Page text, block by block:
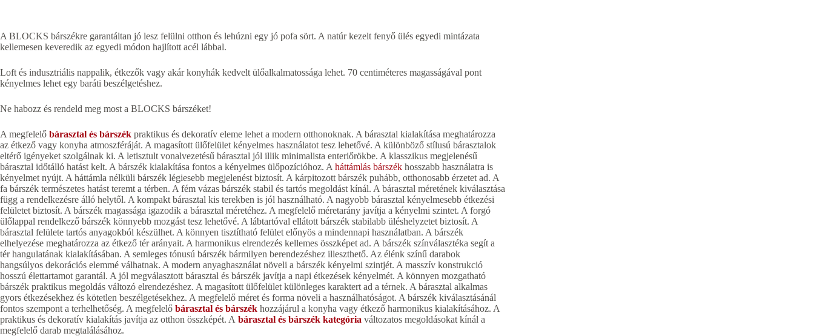
A BLOCKS bárszékre garantáltan jó lesz felülni otthon és lehúzni egy jó pofa sört. A natúr kezelt fenyő ülés egyedi mintázata
kellemesen keveredik az egyedi módon hajlított acél lábbal.
Loft és indusztriális nappalik, étkezők vagy akár konyhák kedvelt ülőalkalmatossága lehet. 70 centiméteres magasságával pont
kényelmes lehet egy baráti beszélgetéshez.
Ne habozz és rendeld meg most a BLOCKS bárszéket!
A megfelelő bárasztal és bárszék praktikus és dekoratív eleme lehet a modern otthonoknak. A bárasztal kialakítása meghatározza
az étkező vagy konyha atmoszféráját. A magasított ülőfelület kényelmes használatot tesz lehetővé. A különböző stílusú bárasztalok
eltérő igényeket szolgálnak ki. A letisztult vonalvezetésű bárasztal jól illik minimalista enteriőrökbe. A klasszikus megjelenésű
bárasztal időtálló hatást kelt. A bárszék kialakítása fontos a kényelmes ülőpozícióhoz. A háttámlás bárszék hosszabb használatra is
kényelmet nyújt. A háttámla nélküli bárszék légiesebb megjelenést biztosít. A kárpitozott bárszék puhább, otthonosabb érzetet ad. A
fa bárszék természetes hatást teremt a térben. A fém vázas bárszék stabil és tartós megoldást kínál. A bárasztal méretének kiválasztása
függ a rendelkezésre álló helytől. A kompakt bárasztal kis terekben is jól használható. A nagyobb bárasztal kényelmesebb étkezési
felületet biztosít. A bárszék magassága igazodik a bárasztal méretéhez. A megfelelő méretarány javítja a kényelmi szintet. A forgó
ülőlappal rendelkező bárszék könnyebb mozgást tesz lehetővé. A lábtartóval ellátott bárszék stabilabb üléshelyzetet biztosít. A
bárasztal felülete tartós anyagokból készülhet. A könnyen tisztítható felület előnyös a mindennapi használatban. A bárszék
elhelyezése meghatározza az étkező tér arányait. A harmonikus elrendezés kellemes összképet ad. A bárszék színválasztéka segít a
tér hangulatának kialakításában. A semleges tónusú bárszék bármilyen berendezéshez illeszthető. Az élénk színű darabok
hangsúlyos dekorációs elemmé válhatnak. A modern anyaghasználat növeli a bárszék kényelmi szintjét. A masszív konstrukció
hosszú élettartamot garantál. A jól megválasztott bárasztal és bárszék javítja a napi étkezések kényelmét. A könnyen mozgatható
bárszék praktikus megoldás változó elrendezéshez. A magasított ülőfelület különleges karaktert ad a térnek. A bárasztal alkalmas
gyors étkezésekhez és kötetlen beszélgetésekhez. A megfelelő méret és forma növeli a használhatóságot. A bárszék kiválasztásánál
fontos szempont a terhelhetőség. A megfelelő bárasztal és bárszék hozzájárul a konyha vagy étkező harmonikus kialakításához. A
praktikus és dekoratív kialakítás javítja az otthon összképét. A bárasztal és bárszék kategória változatos megoldásokat kínál a
megfelelő darab megtalálásához.